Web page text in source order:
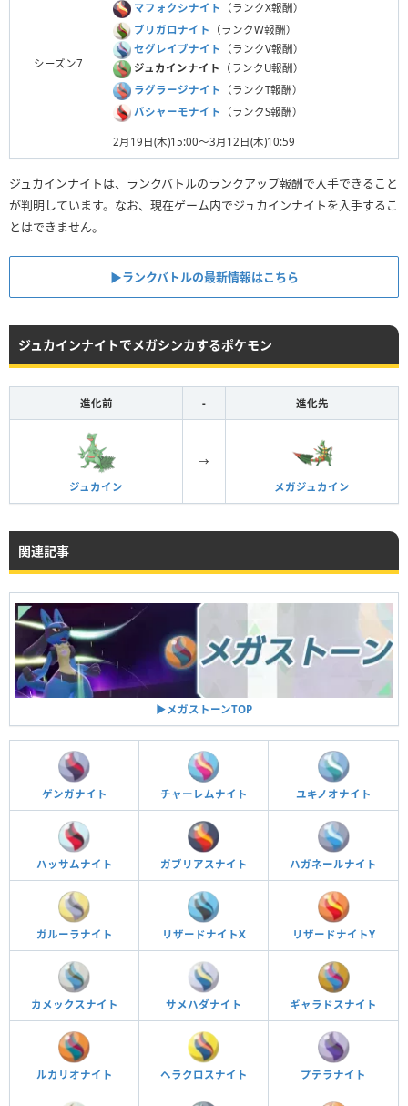
シーズン7
マフォクシナイト
（ランクX報酬）
ブリガロナイト
（ランクW報酬）
セグレイブナイト
（ランクV報酬）
ジュカインナイト
（ランクU報酬）
ラグラージナイト
（ランクT報酬）
バシャーモナイト
（ランクS報酬）
2月19日(木)15:00～3月12日(木)10:59
ジュカインナイトは、ランクバトルのランクアップ報酬で入手できること
が判明しています。なお、現在ゲーム内でジュカインナイトを入手するこ
とはできません。
▶︎ランクバトルの最新情報はこちら
ジュカインナイトでメガシンカするポケモン
進化前 - 進化先
ジュカイン
→
メガジュカイン
関連記事
▶︎メガストーンTOP
ゲンガナイト チャーレムナイト ユキノオナイト
ハッサムナイト ガブリアスナイト ハガネールナイト
ガルーラナイト リザードナイトX リザードナイトY
カメックスナイト サメハダナイト ギャラドスナイト
ルカリオナイト ヘラクロスナイト プテラナイト